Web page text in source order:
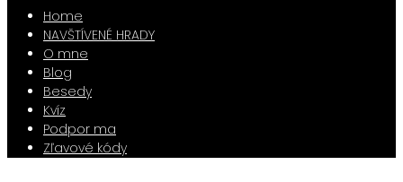
Home
NAVŠTÍVENÉ HRADY
O mne
Blog
Besedy
Kvíz
Podpor ma
Zľavové kódy